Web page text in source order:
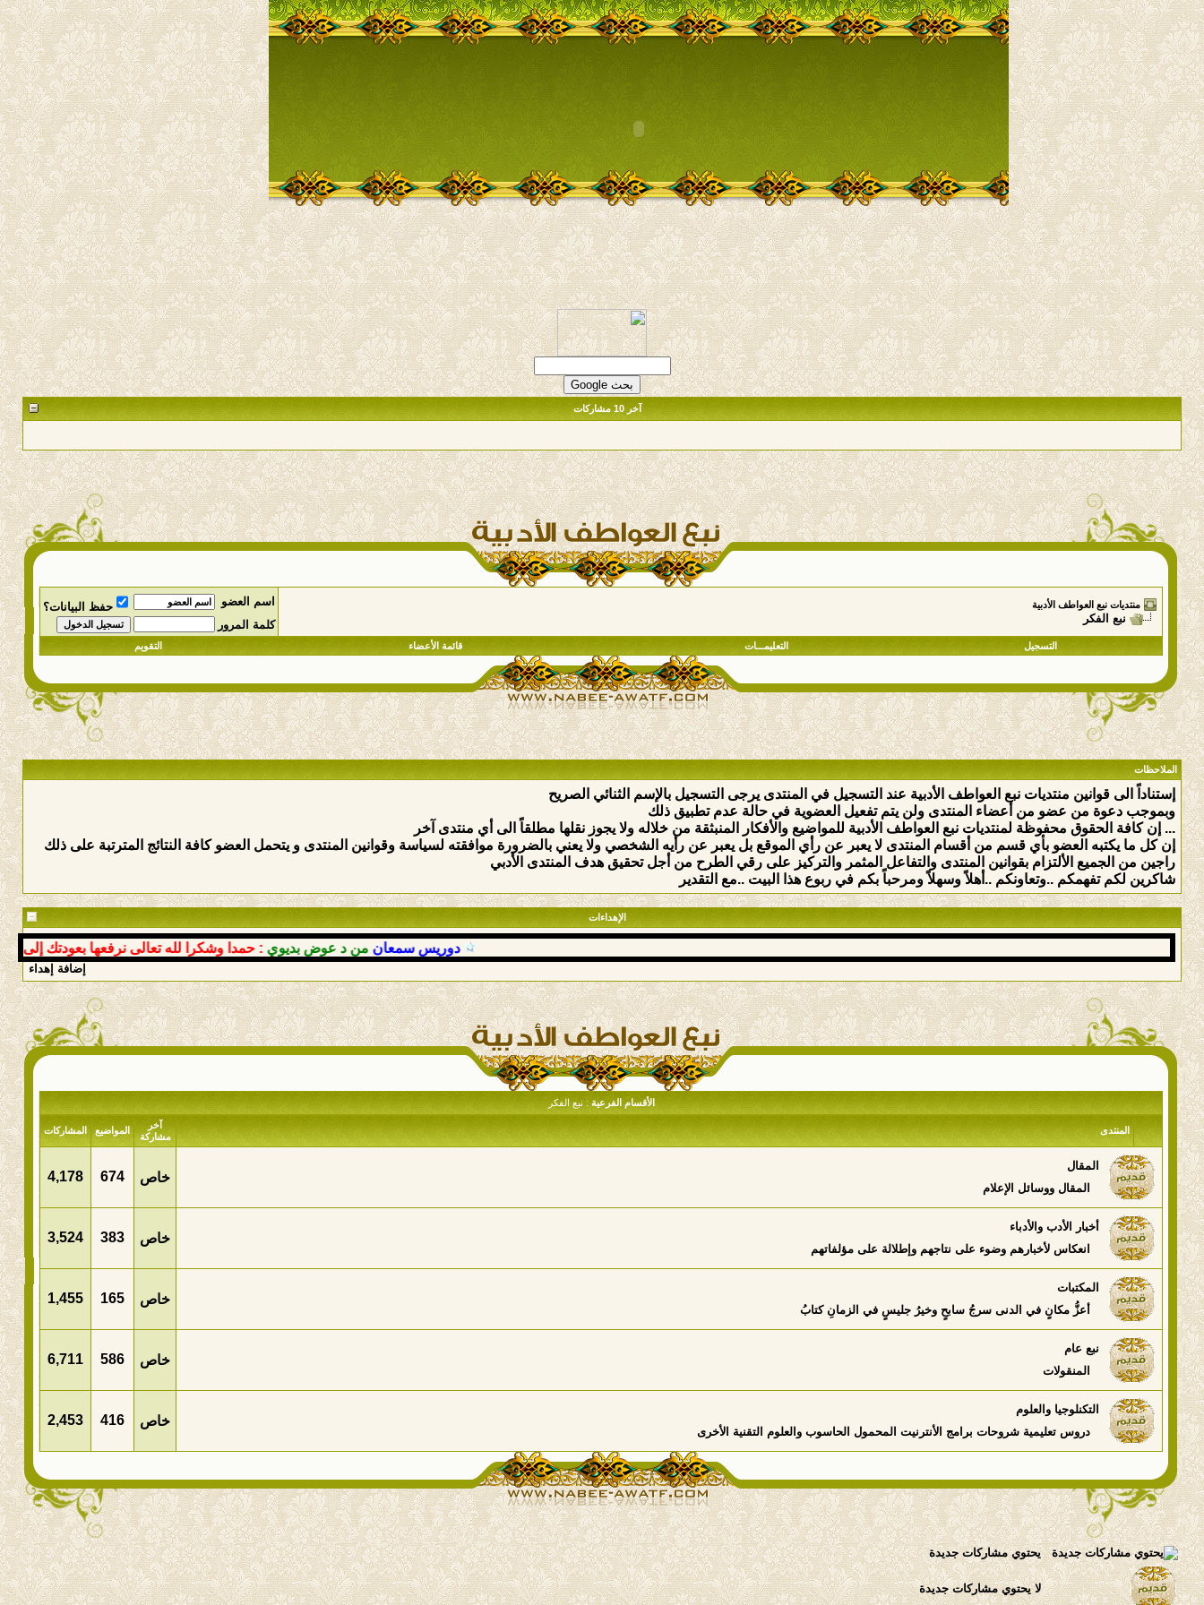
آخر 10 مشاركات
منتديات نبع العواطف الأدبية
نبع الفكر
اسم العضو
حفظ البيانات؟
كلمة المرور
التسجيل التعليمـــات قائمة الأعضاء التقويم
الملاحظات
إستناداً الى قوانين منتديات نبع العواطف الأدبية عند التسجيل في المنتدى يرجى التسجيل بالإسم الثنائي الصريح
وبموجب دعوة من عضو من أعضاء المنتدى ولن يتم تفعيل العضوية في حالة عدم تطبيق ذلك
... إن كافة الحقوق محفوظة لمنتديات نبع العواطف الأدبية للمواضيع والأفكار المنبثقة من خلاله ولا يجوز نقلها مطلقاً الى أي منتدى آخر
إن كل ما يكتبه العضو بأي قسم من أقسام المنتدى لا يعبر عن رأي الموقع بل يعبر عن رأيه الشخصي ولا يعني بالضرورة موافقته لسياسة وقوانين المنتدى و يتحمل العضو كافة النتائج المترتبة على ذلك
راجين من الجميع الألتزام بقوانين المنتدى والتفاعل المثمر والتركيز على رقي الطرح من أجل تحقيق هدف المنتدى الأدبي
شاكرين لكم تفهمكم ..وتعاونكم ..أهلاً وسهلاً ومرحباً بكم في ربوع هذا البيت ..مع التقدير
الإهداءات
دوريس سمعان من د عوض بديوي : حمدا وشكرا لله تعالى نرفعها بعودتك إلى
إضافة إهداء
الأقسام الفرعية : نبع الفكر
المنتدى
آخر
مشاركة
المواضيع المشاركات
المقال
المقال ووسائل الإعلام
خاص 674
4,178
أخبار الأدب والأدباء
انعكاس لأخبارهم وضوء على نتاجهم وإطلالة على مؤلفاتهم
خاص 383
3,524
المكتبات
أعزُّ مكانٍ في الدنى سرجُ سابحٍ وخيرُ جليسٍ في الزمانِ كتابُ
خاص 165
1,455
نبع عام
المنقولات
خاص 586
6,711
التكنلوجيا والعلوم
دروس تعليمية شروحات برامج الأنترنيت المحمول الحاسوب والعلوم التقنية الأخرى
خاص 416
2,453
يحتوي مشاركات جديدة
لا يحتوي مشاركات جديدة